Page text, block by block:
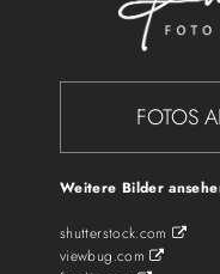
FOTOS
Weitere Bilder
shutterstock.com 
viewbug.com 